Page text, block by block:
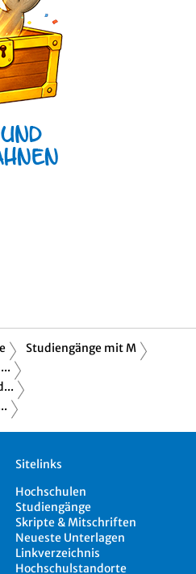
Studiengänge mit M
Sitelinks
Hochschulen
Studiengänge
Skripte & Mitschriften
Neueste Unterlagen
Linkverzeichnis
Hochschulstandorte